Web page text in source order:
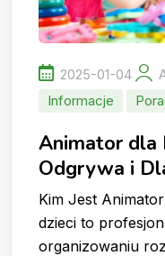
2025-01-04
Informacje
Animator dla
Odgrywa i
Wynająć?
Kim Jest
dzieci to
organizowaniu